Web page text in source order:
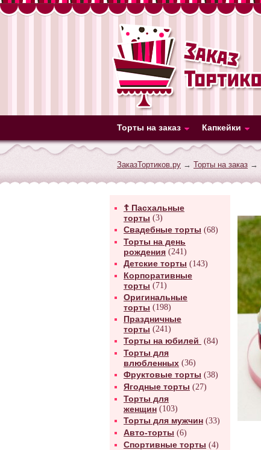
Торты на заказ Капкейки
ЗаказТортиков.ру → Торты на заказ →
☦ Пасхальные
торты (3)
Свадебные торты (68)
Торты на день
рождения (241)
Детские торты (143)
Корпоративные
торты (71)
Оригинальные
торты (198)
Праздничные
торты (241)
Торты на юбилей (84)
Торты для
влюбленных (36)
Фруктовые торты (38)
Ягодные торты (27)
Торты для
женщин (103)
Торты для мужчин (33)
Авто-торты (6)
Спортивные торты (4)